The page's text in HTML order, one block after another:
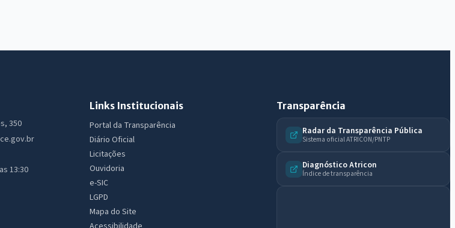
350
13:30
Links Institucionais
Portal da Transparência
Diário Oficial
Licitações
Ouvidoria
e-SIC
LGPD
Mapa do Site
Transparência
Radar da Transparência Pública
Sistema oficial ATRICON/PNTP
Diagnóstico Atricon
Índice de transparência